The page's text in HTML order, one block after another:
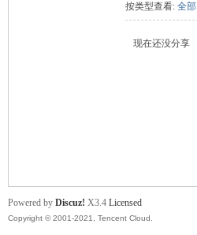
按类型查看: 全部
现在还没分享
Powered by Discuz! X3.4 Licensed
Copyright © 2001-2021, Tencent Cloud.